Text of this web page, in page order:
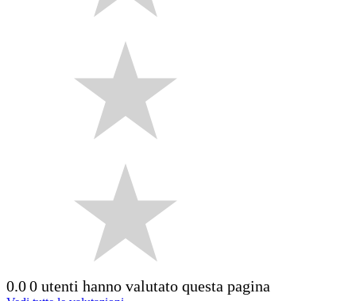
0.00 utenti hanno valutato questa pagina